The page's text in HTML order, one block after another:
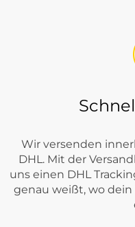
Wir versenden
DHL. Mit der
uns einen DHL
genau weißt, wo